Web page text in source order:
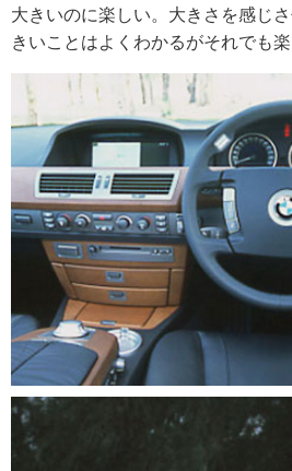
大きいのに楽しい。大きさを感じ
きいことはよくわかるがそれでも楽